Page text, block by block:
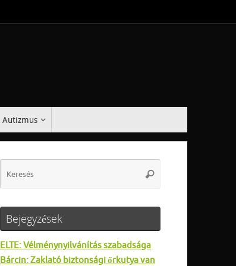
Autizmus
Keresés
Bejegyzések
ELTE: Vélménynyilvánítás szabadsága
Bárcin: Zaklató biztonsági őrkutya van